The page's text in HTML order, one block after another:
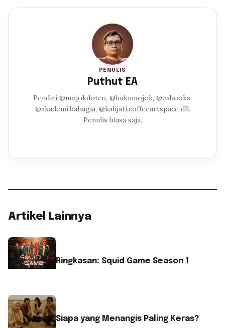
PENULIS
Puthut EA
Pendiri @mojokdotco, @bukumojok, @eabooks,
@akademi.bahagia, @kalijati.coffeeartspace dll.
Penulis biasa saja.
Artikel Lainnya
Ringkasan: Squid Game Season 1
Siapa yang Menangis Paling Keras?